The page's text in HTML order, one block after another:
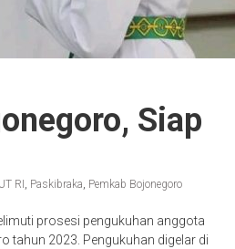
Siap
RI , Paskibraka, Pemkab Bojonegoro
prosesi pengukuhan anggota
tahun 2023. Pengukuhan digelar di